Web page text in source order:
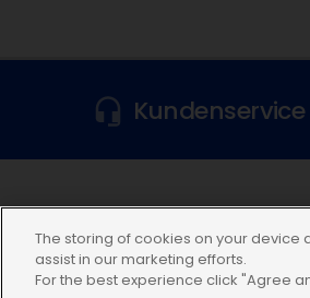
The storing of cookies on your
assist in our marketing efforts.
For the best experience click "Agree